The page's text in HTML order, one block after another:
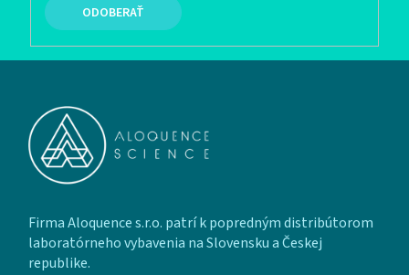
PRIHLÁSIŤ SA
Firma Aloquence s.r.o. patrí k popredným distribútorom
laboratórneho vybavenia na Slovensku a Českej
republike.